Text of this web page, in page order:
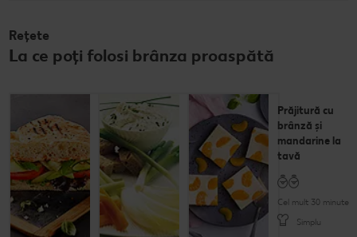
Rețete
La ce poți folosi brânza proaspătă
Lipie cu
legume și
cremă de
brânză
Cel mult 15 minute
Simplu
Brânză
proaspătă cu
usturoi
Cel mult 60 minute
Simplu
Prăjitură cu
brânză și
mandarine la
tavă
Cel mult 30 minute
Simplu